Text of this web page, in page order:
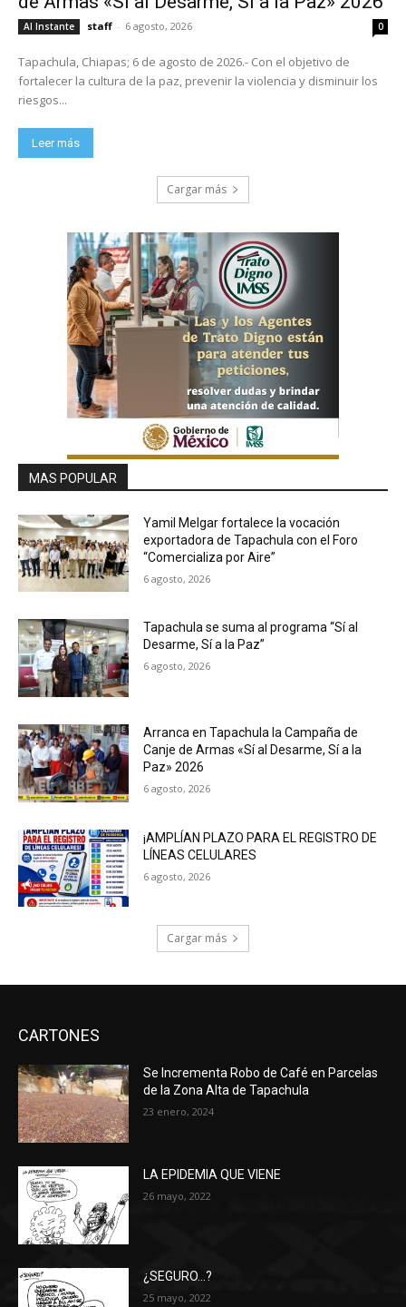
Al Instante staff - 6 agosto, 2026 0
Tapachula, Chiapas; 6 de agosto de 2026.- Con el objetivo de
fortalecer la cultura de la paz, prevenir la violencia y disminuir los
riesgos...
Leer más
Cargar más
MAS POPULAR
Yamil Melgar fortalece la vocación
exportadora de Tapachula con el Foro
“Comercializa por Aire”
6 agosto, 2026
Tapachula se suma al programa “Sí al
Desarme, Sí a la Paz”
6 agosto, 2026
Arranca en Tapachula la Campaña de
Canje de Armas «Sí al Desarme, Sí a la
Paz» 2026
6 agosto, 2026
¡AMPLÍAN PLAZO PARA EL REGISTRO DE
LÍNEAS CELULARES
6 agosto, 2026
Cargar más
CARTONES
Se Incrementa Robo de Café en Parcelas
de la Zona Alta de Tapachula
23 enero, 2024
LA EPIDEMIA QUE VIENE
26 mayo, 2022
¿SEGURO…?
25 mayo, 2022